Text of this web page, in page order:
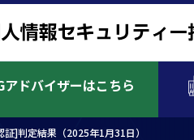
アドバイザーはこちら
証]判定結果（2025年1月31日）